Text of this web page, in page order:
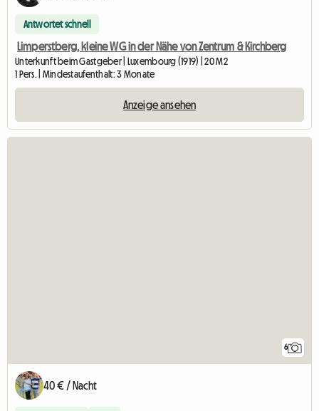
Antwortet schnell
Limperstberg, kleine WG in der Nähe von Zentrum & Kirchberg
Unterkunft beim Gastgeber | Luxembourg (1919) | 20 M2
1 Pers. | Mindestaufenthalt: 3 Monate
Anzeige ansehen
6
40 € / Nacht